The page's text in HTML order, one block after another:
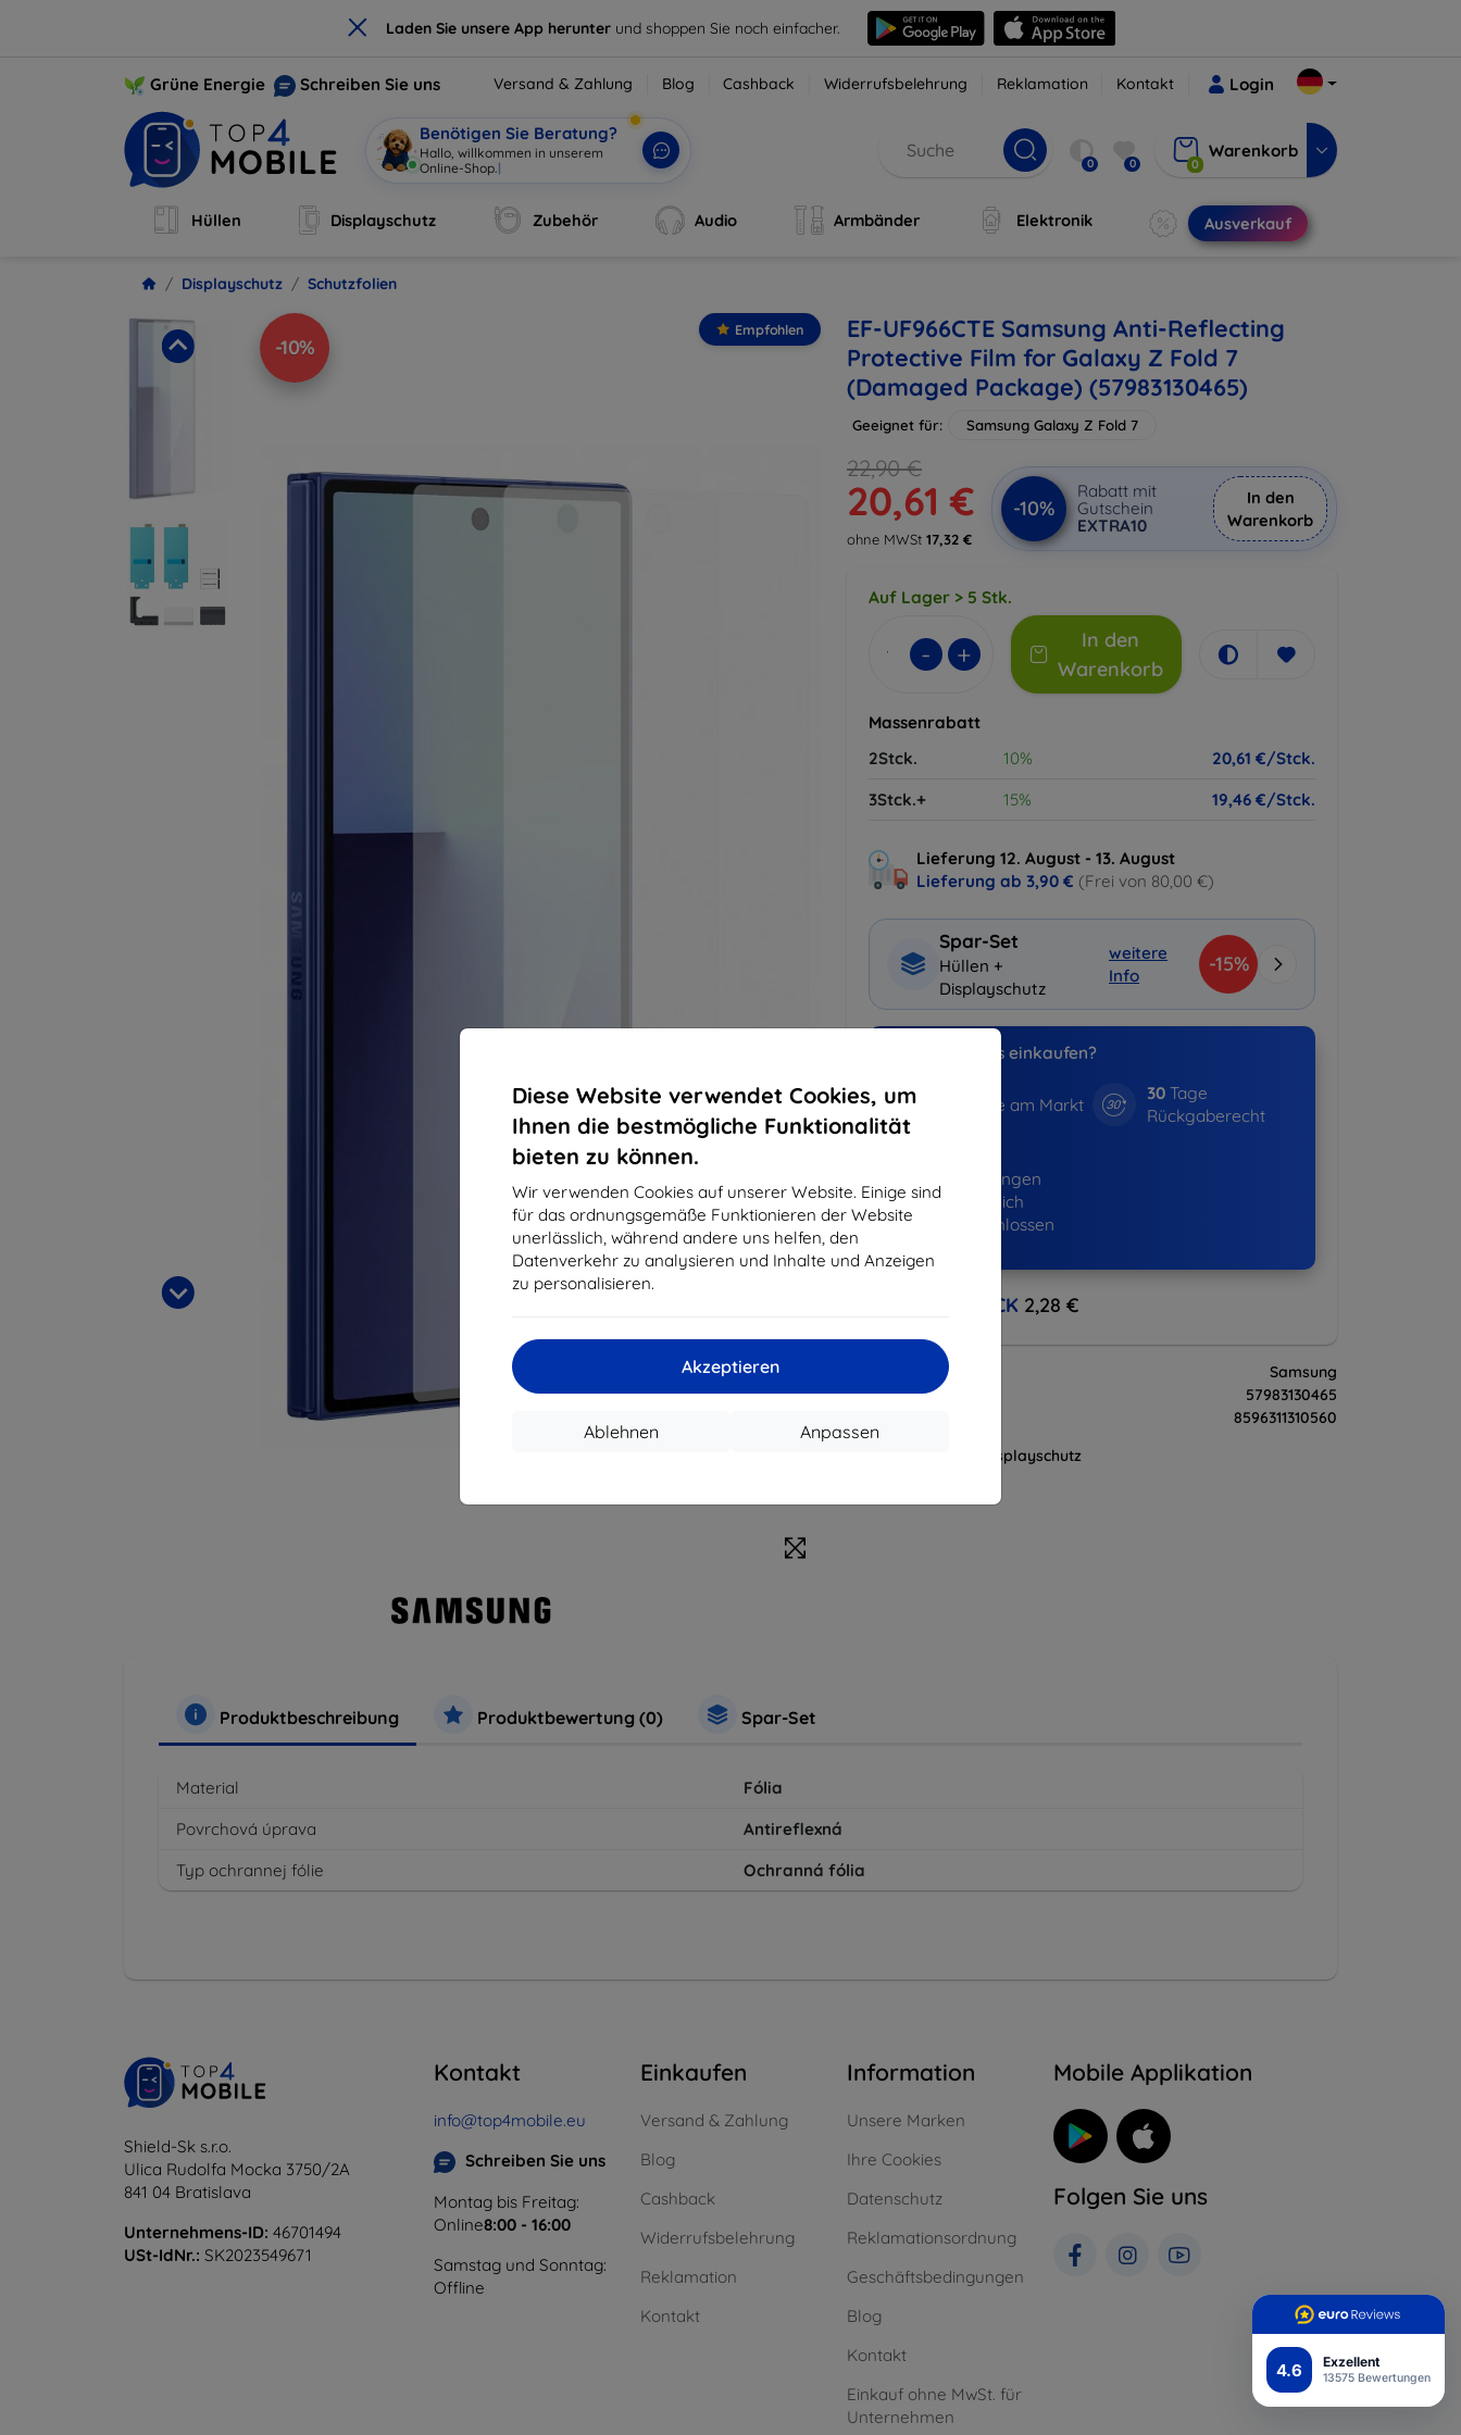
× Laden Sie unsere App herunter und shoppen Sie noch einfacher.
4.6 Exzellent
13575 Bewertungen
Diese Website verwendet Cookies, um
Ihnen die bestmögliche Funktionalität
bieten zu können.
Wir verwenden Cookies auf unserer Website. Einige sind
für das ordnungsgemäße Funktionieren der Website
unerlässlich, während andere uns helfen, den
Datenverkehr zu analysieren und Inhalte und Anzeigen
zu personalisieren.
Akzeptieren
Anpassen
Ablehnen
Grüne Energie Schreiben Sie uns Versand & Zahlung Blog Cashback Widerrufsbelehrung Reklamation Kontakt Login
Benötigen Sie Beratung?
Hallo, willkommen in unserem
Online-Shop. | 0 0 0
Warenkorb
Hüllen Displayschutz Zubehör Audio Armbänder Elektronik Ausverkauf
Displayschutz Schutzfolien
-10%
Empfohlen
EF-UF966CTE Samsung Anti-Reflecting
Protective Film for Galaxy Z Fold 7
(Damaged Package) (57983130465)
Geeignet für: Samsung Galaxy Z Fold 7
22,90 €
20,61 €
ohne MWSt 17,32 €
-10%
Rabatt mit
Gutschein
EXTRA10
In den
Warenkorb
Auf Lager > 5 Stk.
- +
In den
Warenkorb
Massenrabatt
2Stck.
10%
20,61 €/Stck.
3Stck.+
15% 19,46 €/Stck.
Lieferung 12. August - 13. August
Lieferung ab 3,90 € (Frei von 80,00 €)
Spar-Set
Hüllen +
Displayschutz
weitere
Info
-15%
Warum bei uns einkaufen?
Jahre am Markt
30Tage
Rückgaberecht
Bestellungen
erfolgreich
abgeschlossen
CASHBACK 2,28 €
Samsung
Produktnummer
57983130465
8596311310560
Displayschutz
Produktbeschreibung Produktbewertung (0) Spar-Set
Material
Fólia
Povrchová úprava
Antireflexná
Typ ochrannej fólie
Ochranná fólia
Shield-Sk s.r.o.
Ulica Rudolfa Mocka 3750/2A
841 04 Bratislava
Unternehmens-ID: 46701494
USt-IdNr.: SK2023549671
Kontakt
info@top4mobile.eu
Schreiben Sie uns
Montag bis Freitag:
Online8:00 - 16:00
Samstag und Sonntag:
Offline
Einkaufen
Versand & Zahlung
Blog
Cashback
Widerrufsbelehrung
Reklamation
Kontakt
Information
Unsere Marken
Ihre Cookies
Datenschutz
Reklamationsordnung
Geschäftsbedingungen
Blog
Kontakt
Einkauf ohne MwSt. für
Unternehmen
Mobile Applikation
Folgen Sie uns